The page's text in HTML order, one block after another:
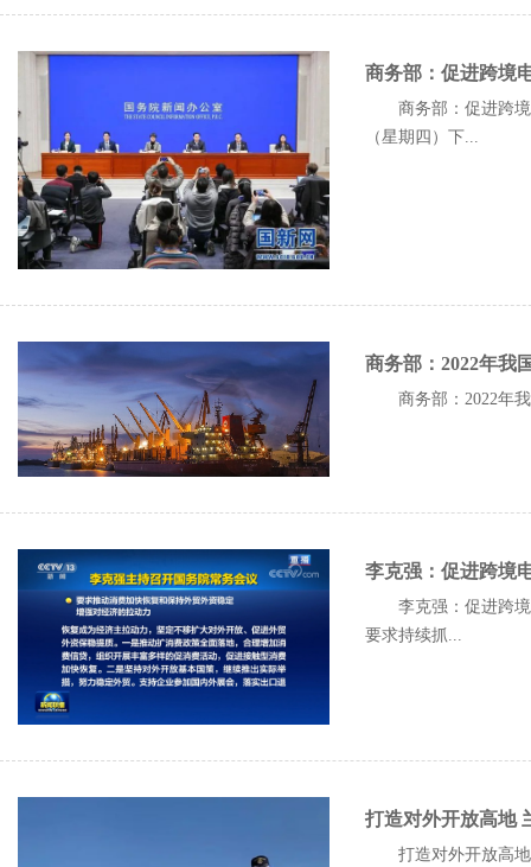
商务部：促进跨境
商务部：促进跨
（星期四）下...
商务部：2022年我
商务部：2022年
李克强：促进跨境
李克强：促进跨
要求持续抓...
打造对外开放高地
打造对外开放高